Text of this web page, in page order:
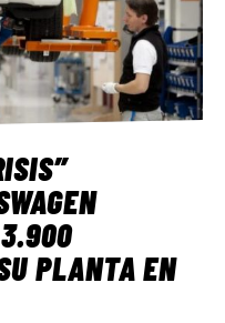
3.900
PLANTA EN